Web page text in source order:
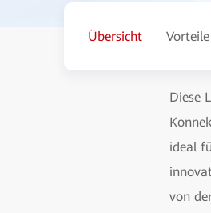
Übersicht Vorteile
Diese
ideal
von